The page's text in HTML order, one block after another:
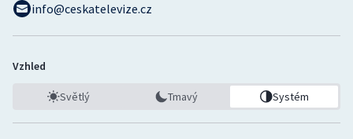
info@ceskatelevize.cz
Vzhled
Světlý Tmavý Systém